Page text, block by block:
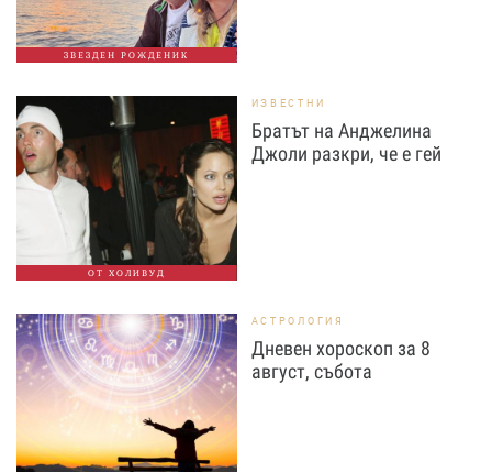
ЗВЕЗДЕН РОЖДЕНИК
ОТ ХОЛИВУД
ИЗВЕСТНИ
Братът на Анджелина
Джоли разкри, че е гей
АСТРОЛОГИЯ
Дневен хороскоп за 8
август, събота